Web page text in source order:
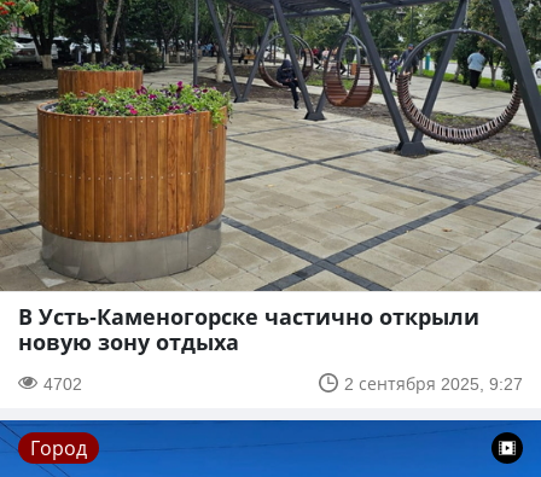
В Усть-Каменогорске частично открыли
новую зону отдыха
4702 2 сентября 2025, 9:27
Город